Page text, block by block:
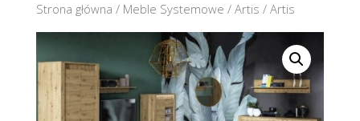
Strona główna / Meble Systemowe / Artis / Artis